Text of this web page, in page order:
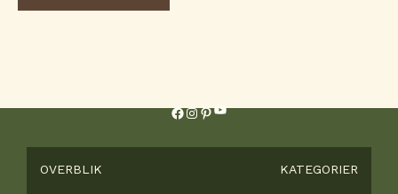
Facebook
Instagram
Pinterest
YouTube
OVERBLIK KATEGORIER